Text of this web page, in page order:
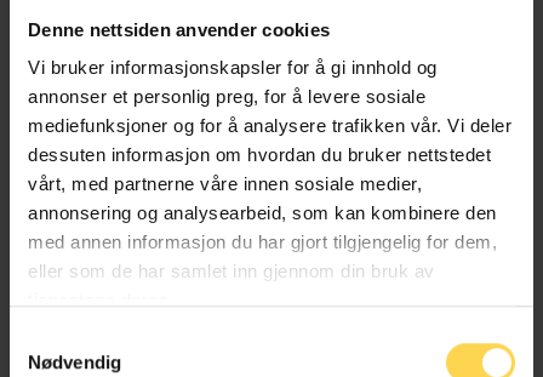
Denne nettsiden anvender cookies
Vi bruker informasjonskapsler for å gi innhold og
annonser et personlig preg, for å levere sosiale
mediefunksjoner og for å analysere trafikken vår. Vi deler
dessuten informasjon om hvordan du bruker nettstedet
vårt, med partnerne våre innen sosiale medier,
annonsering og analysearbeid, som kan kombinere den
med annen informasjon du har gjort tilgjengelig for dem,
eller som de har samlet inn gjennom din bruk av
Nødvendig
Imran Haider
Trygderett og pensjonsrett